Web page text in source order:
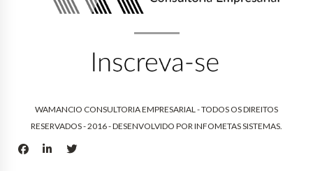
WAMANCIO CONSULTORIA EMPRESARIAL - TODOS OS DIREITOS
RESERVADOS - 2016 - DESENVOLVIDO PORINFOMETAS SISTEMAS.